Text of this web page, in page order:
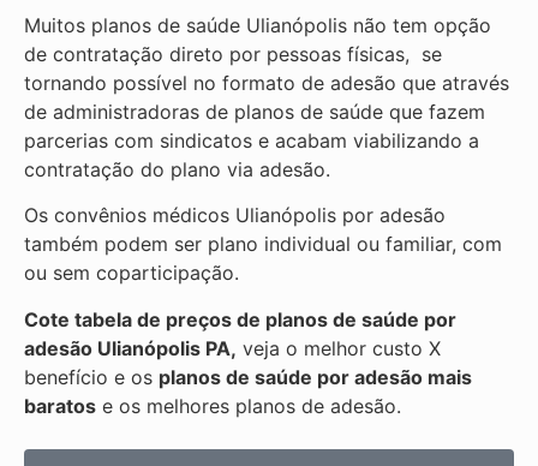
Muitos planos de saúde Ulianópolis não tem opção
de contratação direto por pessoas físicas, se
tornando possível no formato de adesão que através
de administradoras de planos de saúde que fazem
parcerias com sindicatos e acabam viabilizando a
contratação do plano via adesão.
Os convênios médicos Ulianópolis por adesão
também podem ser plano individual ou familiar, com
ou sem coparticipação.
Cote tabela de preços de planos de saúde por
adesão Ulianópolis PA, veja o melhor custo X
benefício e os planos de saúde por adesão mais
baratos e os melhores planos de adesão.